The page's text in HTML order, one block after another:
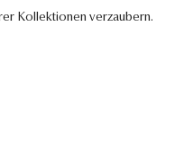
Kollektionen verzaubern.